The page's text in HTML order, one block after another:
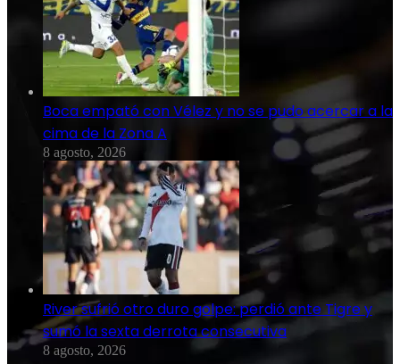
Boca empató con Vélez y no se pudo acercar a la
cima de la Zona A
8 agosto, 2026
River sufrió otro duro golpe: perdió ante Tigre y
sumó la sexta derrota consecutiva
8 agosto, 2026